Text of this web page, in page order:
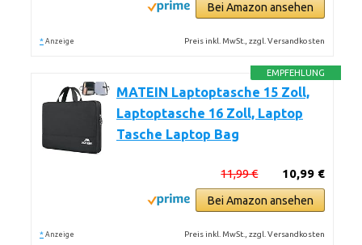
Bei Amazon ansehen
* Anzeige Preis inkl. MwSt., zzgl. Versandkosten
EMPFEHLUNG
MATEIN Laptoptasche 15 Zoll,
Laptoptasche 16 Zoll, Laptop
Tasche Laptop Bag
10,99 €
11,99 €
Bei Amazon ansehen
* Anzeige Preis inkl. MwSt., zzgl. Versandkosten